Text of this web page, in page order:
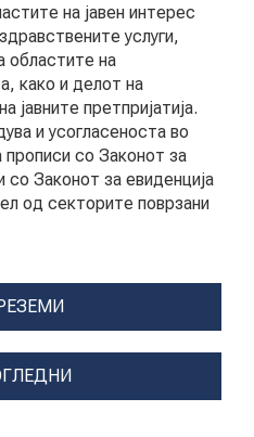
на јавен интерес
услуги,
областите на
како и делот на
јавните претпријатија.
и усогласеноста во
со Законот за
Законот за евиденција
од секторите поврзани